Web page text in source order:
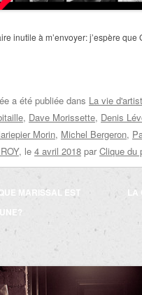
inutile à m’envoyer: j’espère que
a été publiée dans La vie
, Dave Morissette, Denis
Morin, Michel Bergeron,
, le 4 avril 2018 par Clique du
MARISSAL EST
LA